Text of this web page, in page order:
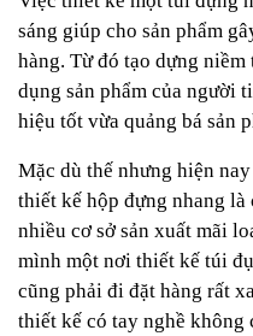
sáng giúp cho sản phẩm
hàng. Từ đó tạo dựng
dụng sản phẩm của người
hiệu tốt vừa quảng bá sản
Mặc dù thế nhưng hiện
thiết kế hộp đựng nhang
nhiều cơ sở sản xuất mãi
mình một nơi thiết kế túi
cũng phải đi đặt hàng rất
thiết kế có tay nghề không